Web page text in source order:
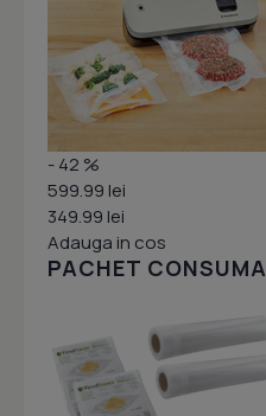
- 42 %
599.99 lei
349.99 lei
Adauga in cos
PACHET